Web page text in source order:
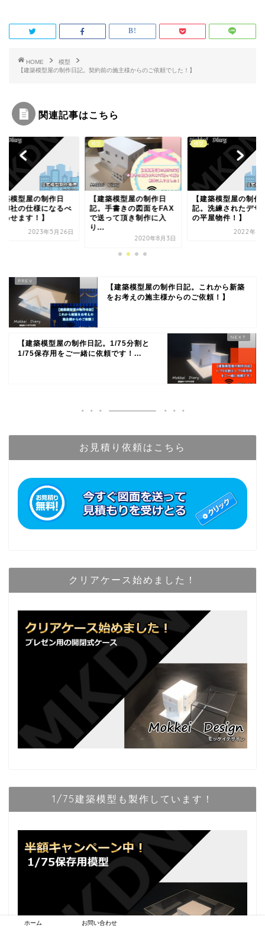
o
k
r
HOME
模型
【建築模型屋の制作日記。契約前の施主様からのご依頼でした！】
関連記事はこちら
築模型屋の制作日
手書きの図面をFAX
って頂き制作に入
模型
【建築模型屋の制作日
記。洗練されたデザイン
の平屋物件！】
模型
【建築模型屋の制作
記。1/50プレゼン模
おすすめです！】
2023年11
【建築模型屋の制作日記。これから新築
をお考えの施主様からのご依頼！】
【建築模型屋の制作日記。1/75分割と
1/75保存用をご一緒に依頼です！...
お見積り依頼はこちら
クリアケース始めました！
1/75建築模型も製作しています！
ホーム お問い合わせ